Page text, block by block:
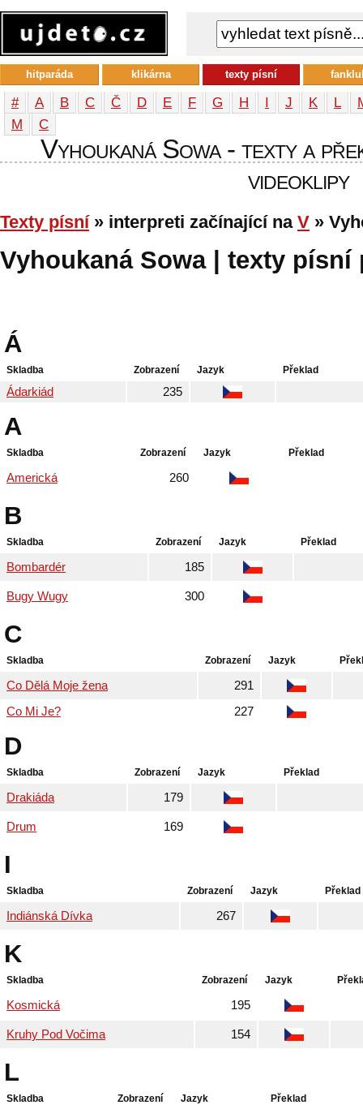
# A B C Č D E F G H I J K L
М
С
Vyhoukaná Sowa - texty a
videoklipy
Texty písní» interpreti začínající na V »
Vyhoukaná Sowa | texty písní
Á
Skladba Zobrazení Jazyk Překlad
Ádarkiád 235
A
Skladba Zobrazení Jazyk Překlad
Americká 260
B
Skladba Zobrazení Jazyk Překlad
Bombardér 185
Bugy Wugy 300
C
Skladba Zobrazení Jazyk
Co Dělá Moje žena
291
Co Mi Je?
227
D
Skladba Zobrazení Jazyk Překlad
Drakiáda 179
Drum 169
I
Skladba Zobrazení Jazyk Překlad
Indiánská Dívka 267
K
Skladba Zobrazení Jazyk
Kosmická 195
Kruhy Pod Vočima 154
L
Skladba Zobrazení Jazyk Překlad
hitparáda klikárna texty písní